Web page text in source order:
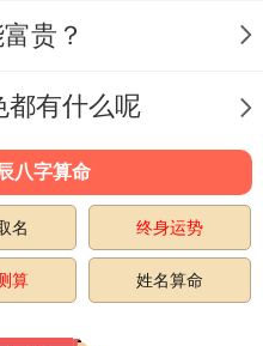
谐幸福的家庭氛
年健康
】的叨扰,壬子年出
注意身体健康。
贵？
都有什么呢
八字算命
名 终身运势
算 姓名算命